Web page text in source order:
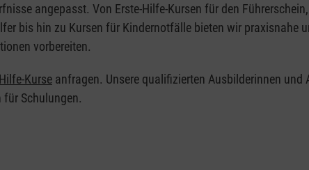
angepasst. Von Erste-Hilfe-Kursen für den
bis hin zu Kursen für Kindernotfälle bieten wir praxisnahe
vorbereiten.
Kurse anfragen. Unsere qualifizierten Ausbilderinnen und
Schulungen.